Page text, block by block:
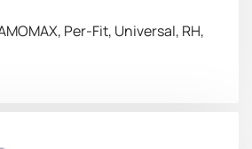
Per-Fit, Universal, RH,